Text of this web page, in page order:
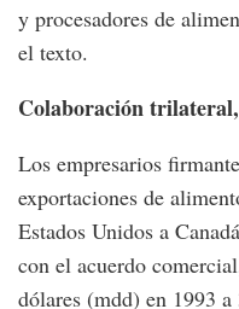
y procesadores de
el texto.
Colaboración
Los empresarios
exportaciones de
Estados Unidos a
con el acuerdo
dólares (mdd) en 1993